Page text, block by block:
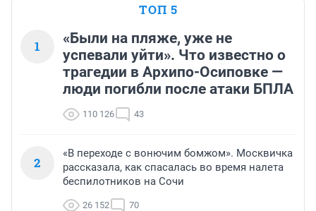
ТОП 5
1
«Были на пляже, уже не
успевали уйти». Что известно о
трагедии в Архипо-Осиповке —
люди погибли после атаки БПЛА
110 126 43
2
«В переходе с вонючим бомжом». Москвичка
рассказала, как спасалась во время налета
беспилотников на Сочи
26 152 70